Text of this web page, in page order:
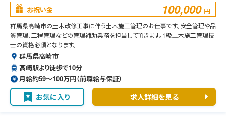
お祝い金 100,000 円
群馬県高崎市の土木改修工事に伴う土木施工管理のお仕事です。安全管理や品
質管理、工程管理などの管理補助業務を担当して頂きます。1級土木施工管理技
士の資格必須となります。
群馬県高崎市
高崎駅より徒歩で10分
月給約59〜100万円（前職給与保証）
お気に入り 求人詳細を見る